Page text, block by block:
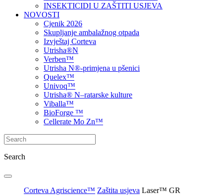
INSEKTICIDI U ZAŠTITI USJEVA
NOVOSTI
Cjenik 2026
Skupljanje ambalažnog otpada
Izvještaj Corteva
Utrisha®N
Verben™
Utrisha N®-primjena u pšenici
Quelex™
Univoq™
Utrisha® N–ratarske kulture
Viballa™
BioForge ™
Cellerate Mo Zn™
Search
Corteva Agriscience™ Zaštita usjeva Laser™ GR